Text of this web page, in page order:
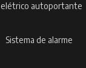
elétrico autoportante
sistema de alarme